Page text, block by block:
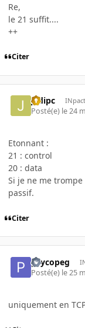
Re,
le 21 suffit....
++
Citer
jedipc
Posté(e) le 24
Etonnant :
21 : control
20 : data
Si je ne me
passif.
Citer
psycopeg
Posté(e) le 25
uniquement en